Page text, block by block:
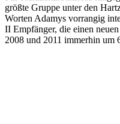
größte Gruppe unter den
Worten Adamys vorrangig
II Empfänger, die einen
2008 und 2011 immerhin um